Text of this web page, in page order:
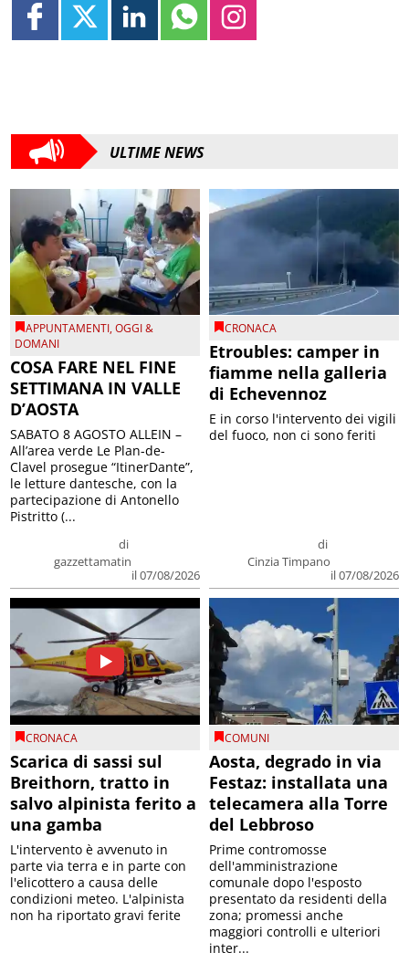
ULTIME NEWS
APPUNTAMENTI,OGGI &
DOMANI
COSA FARE NEL FINE
SETTIMANA IN VALLE
D’AOSTA
di
gazzettamatin
il 07/08/2026
SABATO 8 AGOSTO ALLEIN –
All’area verde Le Plan-de-
Clavel prosegue “ItinerDante”,
le letture dantesche, con la
partecipazione di Antonello
Pistritto (...
CRONACA
Etroubles: camper in
fiamme nella galleria
di Echevennoz
di
Cinzia Timpano
il 07/08/2026
E in corso l'intervento dei vigili
del fuoco, non ci sono feriti
CRONACA
Scarica di sassi sul
Breithorn, tratto in
salvo alpinista ferito a
una gamba
L'intervento è avvenuto in
parte via terra e in parte con
l'elicottero a causa delle
condizioni meteo. L'alpinista
non ha riportato gravi ferite
COMUNI
Aosta, degrado in via
Festaz: installata una
telecamera alla Torre
del Lebbroso
Prime contromosse
dell'amministrazione
comunale dopo l'esposto
presentato da residenti della
zona; promessi anche
maggiori controlli e ulteriori
inter...